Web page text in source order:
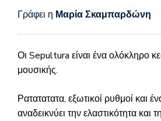
Γράφει η Μαρία Σκαμπαρδώνη
Οι Sepultura είναι ένα ολόκληρο
μουσικής.
Ρατατατατα, εξωτικοί ρυθμοί και
αναδεικνύει την ελαστικότητα και